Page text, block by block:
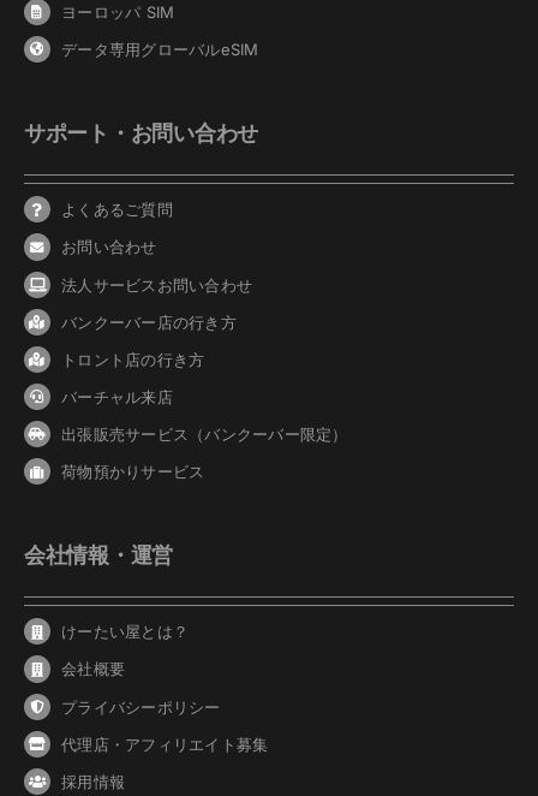
ヨーロッパ SIM
データ専用グローバルeSIM
サポート・お問い合わせ
よくあるご質問
お問い合わせ
法人サービスお問い合わせ
バンクーバー 店の行き方
トロント店の行き方
バーチャル来店
出張販売サービス（バンクーバー限定）
荷物預かりサービス
会社情報・運営
けーたい屋とは？
会社概要
プライバシーポリシー
代理店・アフィリエイト募集
採用情報